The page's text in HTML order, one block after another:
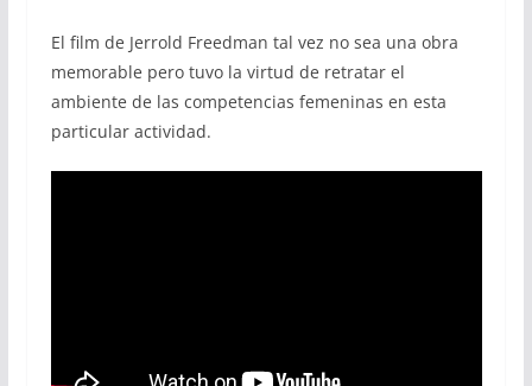
El film de Jerrold Freedman tal vez no sea una obra
memorable pero tuvo la virtud de retratar el
ambiente de las competencias femeninas en esta
particular actividad.